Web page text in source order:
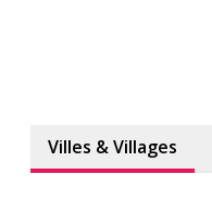
Villes & Villages